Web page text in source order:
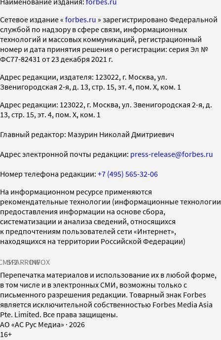
Cетевое издание « forbes.ru » зарегистрировано Федеральной
службой по надзору в сфере связи, информационных
технологий и массовых коммуникаций, регистрационный
номер и дата принятия решения о регистрации: серия Эл №
ФС77-82431 от 23 декабря 2021 г.
Адрес редакции, издателя: 123022, г. Москва, ул.
Звенигородская 2-я, д. 13, стр. 15, эт. 4, пом. X, ком. 1
Адрес редакции: 123022, г. Москва, ул. Звенигородская 2-я, д.
13, стр. 15, эт. 4, пом. X, ком. 1
Главный редактор: Мазурин Николай Дмитриевич
Адрес электронной почты редакции: press-release@forbes.ru
Номер телефона редакции: +7 (495) 565-32-06
На информационном ресурсе применяются
рекомендательные технологии (информационные технологии
предоставления информации на основе сбора,
систематизации и анализа сведений, относящихся
к предпочтениям пользователей сети «Интернет»,
находящихся на территории Российской Федерации)
SPARROWINFOX
Перепечатка материалов и использование их в любой форме,
в том числе и в электронных СМИ, возможны только с
письменного разрешения редакции. Товарный знак Forbes
является исключительной собственностью Forbes Media Asia
Pte. Limited. Все права защищены.
AO «АС Рус Медиа» · 2026
16+